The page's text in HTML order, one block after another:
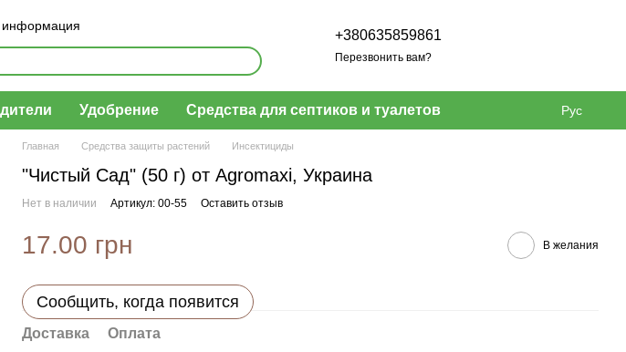
информация
+380635859861
Перезвонить вам?
Удобрение Средства для септиков и туалетов Рус
Главная Средства защиты растений Инсектициды
"Чистый Сад" (50 г) от Agromaxi, Украина
Нет в наличии Артикул: 00-55 Оставить отзыв
17.00 грн В желания
Сообщить, когда появится
Доставка
Оплата